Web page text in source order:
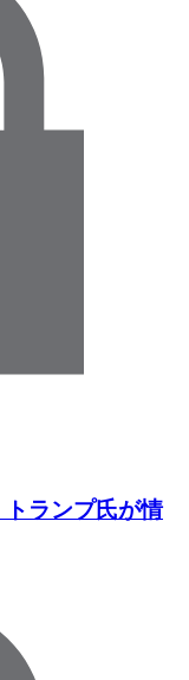
ランプ氏が情